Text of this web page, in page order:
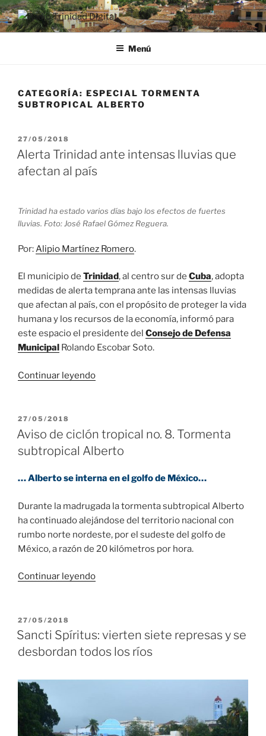
Saltar
al
contenido
RADIO TRINIDAD DIGITAL
Desde la Ciudad Museo del Caribe
Menú
CATEGORÍA: ESPECIAL TORMENTA
SUBTROPICAL ALBERTO
PUBLICADO
EL
27/05/2018
Alerta Trinidad ante intensas lluvias que
afectan al país
Trinidad ha estado varios días bajo los efectos de fuertes
lluvias. Foto: José Rafael Gómez Reguera.
Por:Alipio Martínez Romero.
El municipio de Trinidad, al centro sur de Cuba, adopta
medidas de alerta temprana ante las intensas lluvias
que afectan al país, con el propósito de proteger la vida
humana y los recursos de la economía, informó para
este espacio el presidente del Consejo de Defensa
Municipal Rolando Escobar Soto.
Continuar leyendo«Alerta
lluvias
que
al
PUBLICADO
EL
27/05/2018
Aviso de ciclón tropical no. 8. Tormenta
subtropical Alberto
… Alberto se interna en el golfo de México…
Durante la madrugada la tormenta subtropical Alberto
ha continuado alejándose del territorio nacional con
rumbo norte nordeste, por el sudeste del golfo de
México, a razón de 20 kilómetros por hora.
Continuar leyendo«Aviso
no.
8.
PUBLICADO
EL
27/05/2018
Sancti Spíritus: vierten siete represas y se
desbordan todos los ríos